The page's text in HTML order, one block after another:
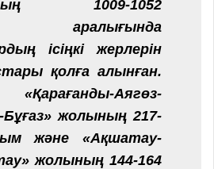
1009-1052
аралығында
ісіңкі жерлерін
қолға алынған.
Аягөз-
Бұғаз» жолының 217-
және «Ақшатау-
жолының 144-164